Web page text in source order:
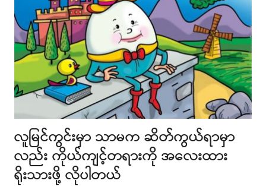
လူမြင်ကွင်းမှာ သာမက ဆိတ်ကွယ်ရာမှာ
လည်း ကိုယ်ကျင့်တရားကို အလေးထား
ရိုးသားဖို့ လိုပါတယ်